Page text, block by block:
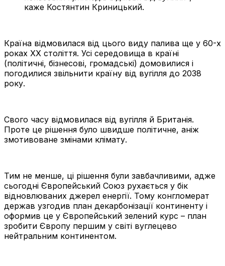
каже Костянтин Криницький.
Країна відмовилася від цього виду палива ще у 60-х
роках ХХ століття. Усі середовища в країні
(політичні, бізнесові, громадські) домовилися і
погодилися звільнити країну від вугілля до 2038
року.
Свого часу відмовилася від вугілля й Британія.
Проте це рішення було швидше політичне, аніж
змотивоване змінами клімату.
Тим не менше, ці рішення були завбачливими, адже
сьогодні Європейський Союз рухається у бік
відновлюваних джерел енергії. Тому конгломерат
держав узгодив план декарбонізації континенту і
оформив це у Європейський зелений курс – план
зробити Європу першим у світі вуглецево
нейтральним континентом.